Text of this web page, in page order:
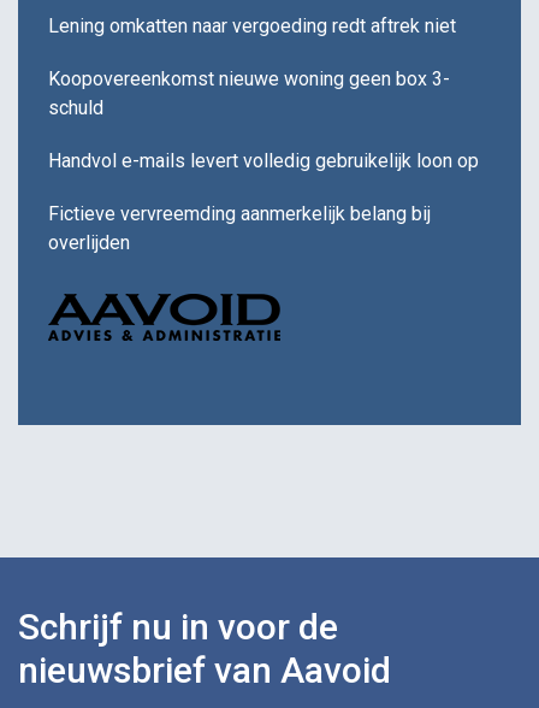
Lening omkatten naar vergoeding redt aftrek niet
Koopovereenkomst nieuwe woning geen box 3-
schuld
Handvol e-mails levert volledig gebruikelijk loon op
Fictieve vervreemding aanmerkelijk belang bij
overlijden
Schrijf nu in voor de
nieuwsbrief van Aavoid